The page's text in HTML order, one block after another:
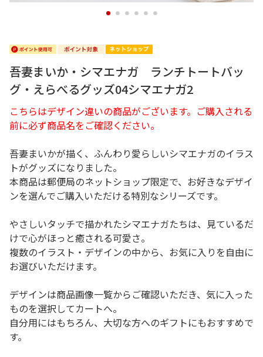
1 2 3 4 5 6
吾妻まいか・シマエナガ ランチトートバッ
グ・えらべるグッズ04シマエナガ2
こちらはデザイン違いの商品がございます。ご購入される
前に必ず商品名をご確認ください。
吾妻まいかが描く、ふんわり愛らしいシマエナガのイラス
トがグッズになりました。
本商品は郵便局のネットショップ限定で、お好きなデザイ
ンを選んでご購入いただける特別なシリーズです。
やさしいタッチで描かれたシマエナガたちは、見ているだ
けで心がほっと癒される可愛さ。
複数のイラスト・デザインの中から、お気に入りを自由に
お選びいただけます。
デザインは商品画像一覧からご確認いただき、気に入った
ものを選択してカートへ。
自分用にはもちろん、大切な方へのギフトにもおすすめで
す。